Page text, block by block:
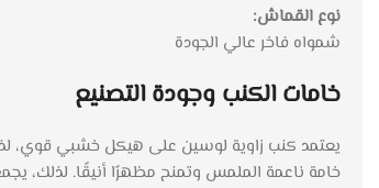
نوع القماش:
شمواه فاخر عالي الجودة
خامات الكنب وجودة التصنيع
يعتمد كنب زاوية لوسين على هيكل خشبي قوي،
خامة ناعمة الملمس وتمنح مظهرًا أنيقًا. لذلك،